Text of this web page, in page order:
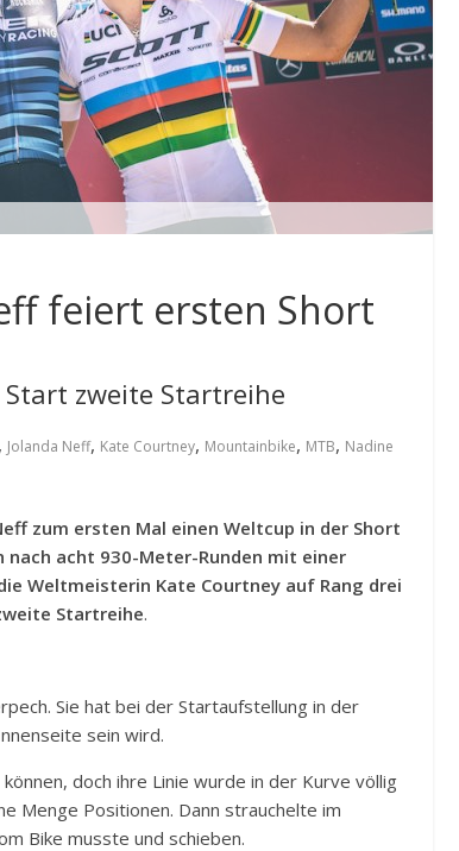
feiert ersten Short
zweite Startreihe
, Jolanda Neff, Kate Courtney, Mountainbike, MTB, Nadine
zum ersten Mal einen Weltcup in der Short
nach acht 930-Meter-Runden mit einer
Weltmeisterin Kate Courtney auf Rang drei
Startreihe.
Sie hat bei der Startaufstellung in der
sein wird.
doch ihre Linie wurde in der Kurve völlig
Menge Positionen. Dann strauchelte im
Bike musste und schieben.